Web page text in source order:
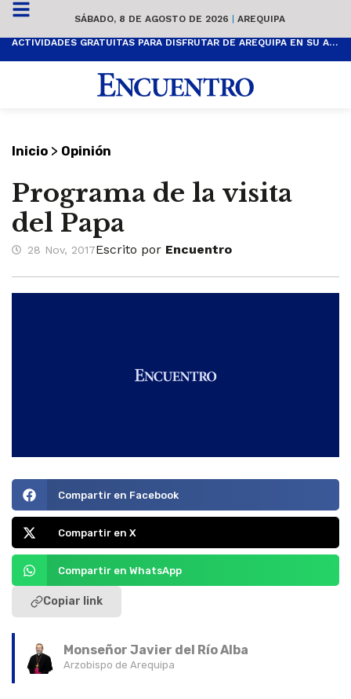
SÁBADO, 8 DE AGOSTO DE 2026 | AREQUIPA
ACTIVIDADES GRATUITAS PARA DISFRUTAR DE AREQUIPA EN SU ANIVERSARIO
Inicio > Opinión
Programa de la visita
del Papa
28 Nov, 2017Escrito por Encuentro
Compartir en Facebook
Compartir en X
Compartir en WhatsApp
Copiar link
Monseñor Javier del Río Alba
Arzobispo de Arequipa